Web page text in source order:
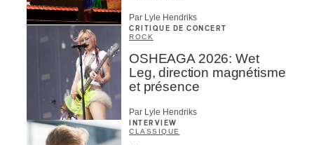
Par Lyle Hendriks
CRITIQUE DE CONCERT
ROCK
OSHEAGA 2026: Wet
Leg, direction magnétisme
et présence
Par Lyle Hendriks
INTERVIEW
CLASSIQUE